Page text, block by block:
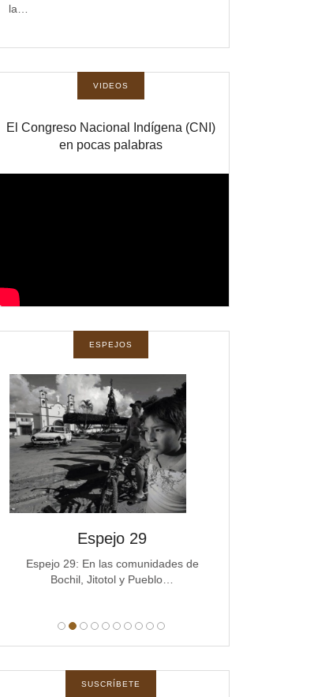
la…
VIDEOS
El Congreso Nacional Indígena (CNI)
en pocas palabras
ESPEJOS
Espejo 29
Espejo 29: En las comunidades de
Bochil, Jitotol y Pueblo…
SUSCRÍBETE